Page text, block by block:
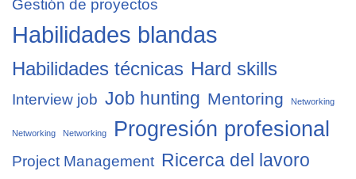
Gestión de proyectos
Habilidades blandas
Habilidades técnicas Hard skills
Interview job Job hunting Mentoring Networking
Networking Networking Progresión profesional
Project Management Ricerca del lavoro